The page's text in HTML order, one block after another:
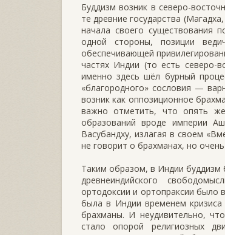
Буддизм возник в северо-
те древние государства
начала своего существования
одной стороны, позиции
обеспечивающей
частях Индии (то есть
именно здесь шёл бурный
«благородного» сословия —
возник как оппозиционное
важно отметить, что опять
образований вроде империи
Васубандху, излагая в своем
не говорит о брахманах, но
Таким образом, в Индии
древнеиндийского
ортодоксии и ортопраксии было
была в Индии временем кризиса
брахманы. И неудивительно,
стало опорой религиозных